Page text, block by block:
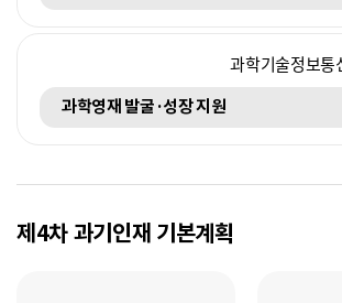
과학기술정보통
과학영재 발굴·성장 지원
제4차 과기인재 기본계획